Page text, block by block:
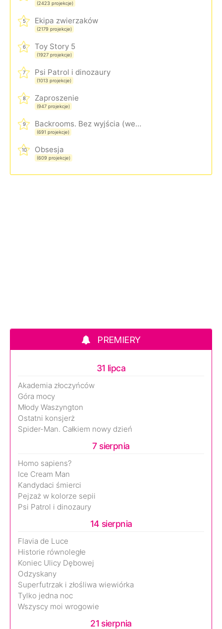
(2423 projekcje)
5 Ekipa zwierzaków
(2179 projekcje)
6 Toy Story 5
(1927 projekcje)
7 Psi Patrol i dinozaury
(1013 projekcje)
8 Zaproszenie
(947 projekcje)
9 Backrooms. Bez wyjścia (wersja rozszerzona)
(691 projekcje)
10 Obsesja
(609 projekcje)
PREMIERY
31 lipca
Akademia złoczyńców
Góra mocy
Młody Waszyngton
Ostatni konsjerż
Spider-Man. Całkiem nowy dzień
7 sierpnia
Homo sapiens?
Ice Cream Man
Kandydaci śmierci
Pejzaż w kolorze sepii
Psi Patrol i dinozaury
14 sierpnia
Flavia de Luce
Historie równoległe
Koniec Ulicy Dębowej
Odzyskany
Superfutrzak i złośliwa wiewiórka
Tylko jedna noc
Wszyscy moi wrogowie
21 sierpnia